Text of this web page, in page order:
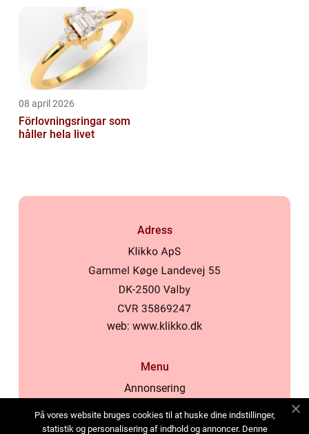
08 april 2026
Förlovningsringar som
håller hela livet
Adress
web: www.klikko.dk
Menu
Annonsering
Cookies
På vores website bruges cookies til at huske dine indstillinger,
statistik og personalisering af indhold og annoncer. Denne